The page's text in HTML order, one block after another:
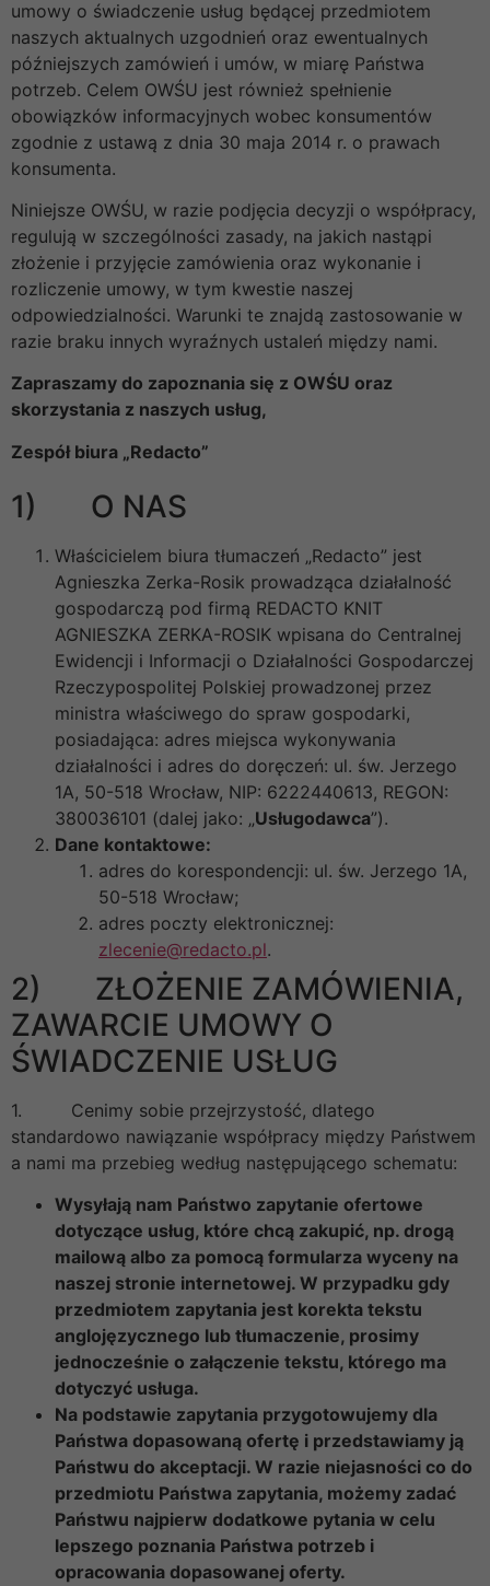
umowy o świadczenie usług będącej przedmiotem
naszych aktualnych uzgodnień oraz ewentualnych
późniejszych zamówień i umów, w miarę Państwa
potrzeb. Celem OWŚU jest również spełnienie
obowiązków informacyjnych wobec konsumentów
zgodnie z ustawą z dnia 30 maja 2014 r. o prawach
konsumenta.
Niniejsze OWŚU, w razie podjęcia decyzji o współpracy,
regulują w szczególności zasady, na jakich nastąpi
złożenie i przyjęcie zamówienia oraz wykonanie i
rozliczenie umowy, w tym kwestie naszej
odpowiedzialności. Warunki te znajdą zastosowanie w
razie braku innych wyraźnych ustaleń między nami.
Zapraszamy do zapoznania się z OWŚU oraz
skorzystania z naszych usług,
Zespół biura „Redacto”
1) O NAS
Właścicielem biura tłumaczeń „Redacto” jest
Agnieszka Zerka-Rosik prowadząca działalność
gospodarczą pod firmą REDACTO KNIT
AGNIESZKA ZERKA-ROSIK wpisana do Centralnej
Ewidencji i Informacji o Działalności Gospodarczej
Rzeczypospolitej Polskiej prowadzonej przez
ministra właściwego do spraw gospodarki,
posiadająca: adres miejsca wykonywania
działalności i adres do doręczeń: ul. św. Jerzego
1A, 50-518 Wrocław, NIP: 6222440613, REGON:
380036101 (dalej jako: „Usługodawca”).
Dane kontaktowe:
adres do korespondencji: ul. św. Jerzego 1A,
50-518 Wrocław;
adres poczty elektronicznej:
zlecenie@redacto.pl.
2) ZŁOŻENIE ZAMÓWIENIA,
ZAWARCIE UMOWY O
ŚWIADCZENIE USŁUG
1. Cenimy sobie przejrzystość, dlatego
standardowo nawiązanie współpracy między Państwem
a nami ma przebieg według następującego schematu:
Wysyłają nam Państwo zapytanie ofertowe
dotyczące usług, które chcą zakupić, np. drogą
mailową albo za pomocą formularza wyceny na
naszej stronie internetowej. W przypadku gdy
przedmiotem zapytania jest korekta tekstu
anglojęzycznego lub tłumaczenie, prosimy
jednocześnie o załączenie tekstu, którego ma
dotyczyć usługa.
Na podstawie zapytania przygotowujemy dla
Państwa dopasowaną ofertę i przedstawiamy ją
Państwu do akceptacji. W razie niejasności co do
przedmiotu Państwa zapytania, możemy zadać
Państwu najpierw dodatkowe pytania w celu
lepszego poznania Państwa potrzeb i
opracowania dopasowanej oferty.